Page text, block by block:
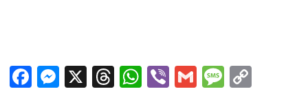
Facebook
Messenger
X Threads
WhatsApp
ViberGmail